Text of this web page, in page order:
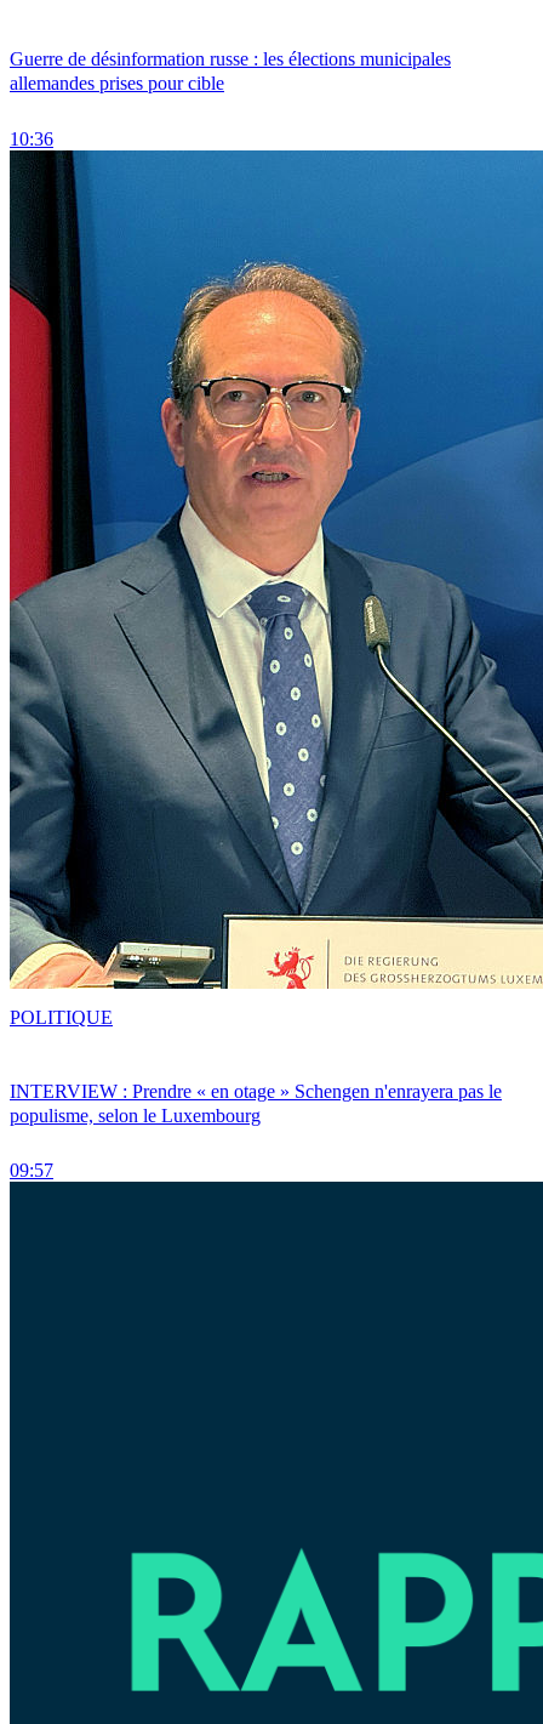
Guerre de désinformation russe : les élections municipales
allemandes prises pour cible
10:36
INTERVIEW : Prendre « en otage » Schengen n'enrayera pas le
populisme, selon le Luxembourg
09:57
POLITIQUE